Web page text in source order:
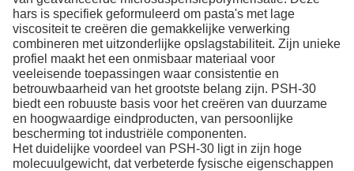
hars is specifiek geformuleerd om pasta's met lage
viscositeit te creëren die gemakkelijke verwerking
combineren met uitzonderlijke opslagstabiliteit. Zijn unieke
profiel maakt het een onmisbaar materiaal voor
veeleisende toepassingen waar consistentie en
betrouwbaarheid van het grootste belang zijn. PSH-30
biedt een robuuste basis voor het creëren van duurzame
en hoogwaardige eindproducten, van persoonlijke
bescherming tot industriële componenten.
Het duidelijke voordeel van PSH-30 ligt in zijn hoge
molecuulgewicht, dat verbeterde fysische eigenschappen